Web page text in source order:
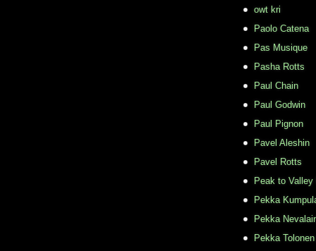
owt kri
Paolo Catena
Pas Musique
Pasha Rotts
Paul Chain
Paul Godwin
Paul Pignon
Pavel Aleshin
Pavel Rotts
Peak to Valley
Pekka
Pekka
Pekka Tolonen